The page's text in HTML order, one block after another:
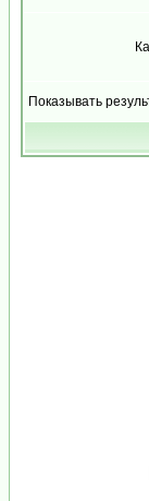
Показывать